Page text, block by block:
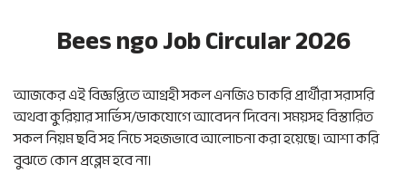
Bees ngo Job Circular 2026
আজকের এই বিজ্ঞপ্তিতে আগ্রহী সকল এনজিও চাকরি প্রার্থীরা সরাসরি
অথবা কুরিয়ার সার্ভিস/ডাকযোগে আবেদন দিবেন। সময়সহ বিস্তারিত
সকল নিয়ম ছবি সহ নিচে সহজভাবে আলোচনা করা হয়েছে। আশা করি
বুঝতে কোন প্রব্লেম হবে না।